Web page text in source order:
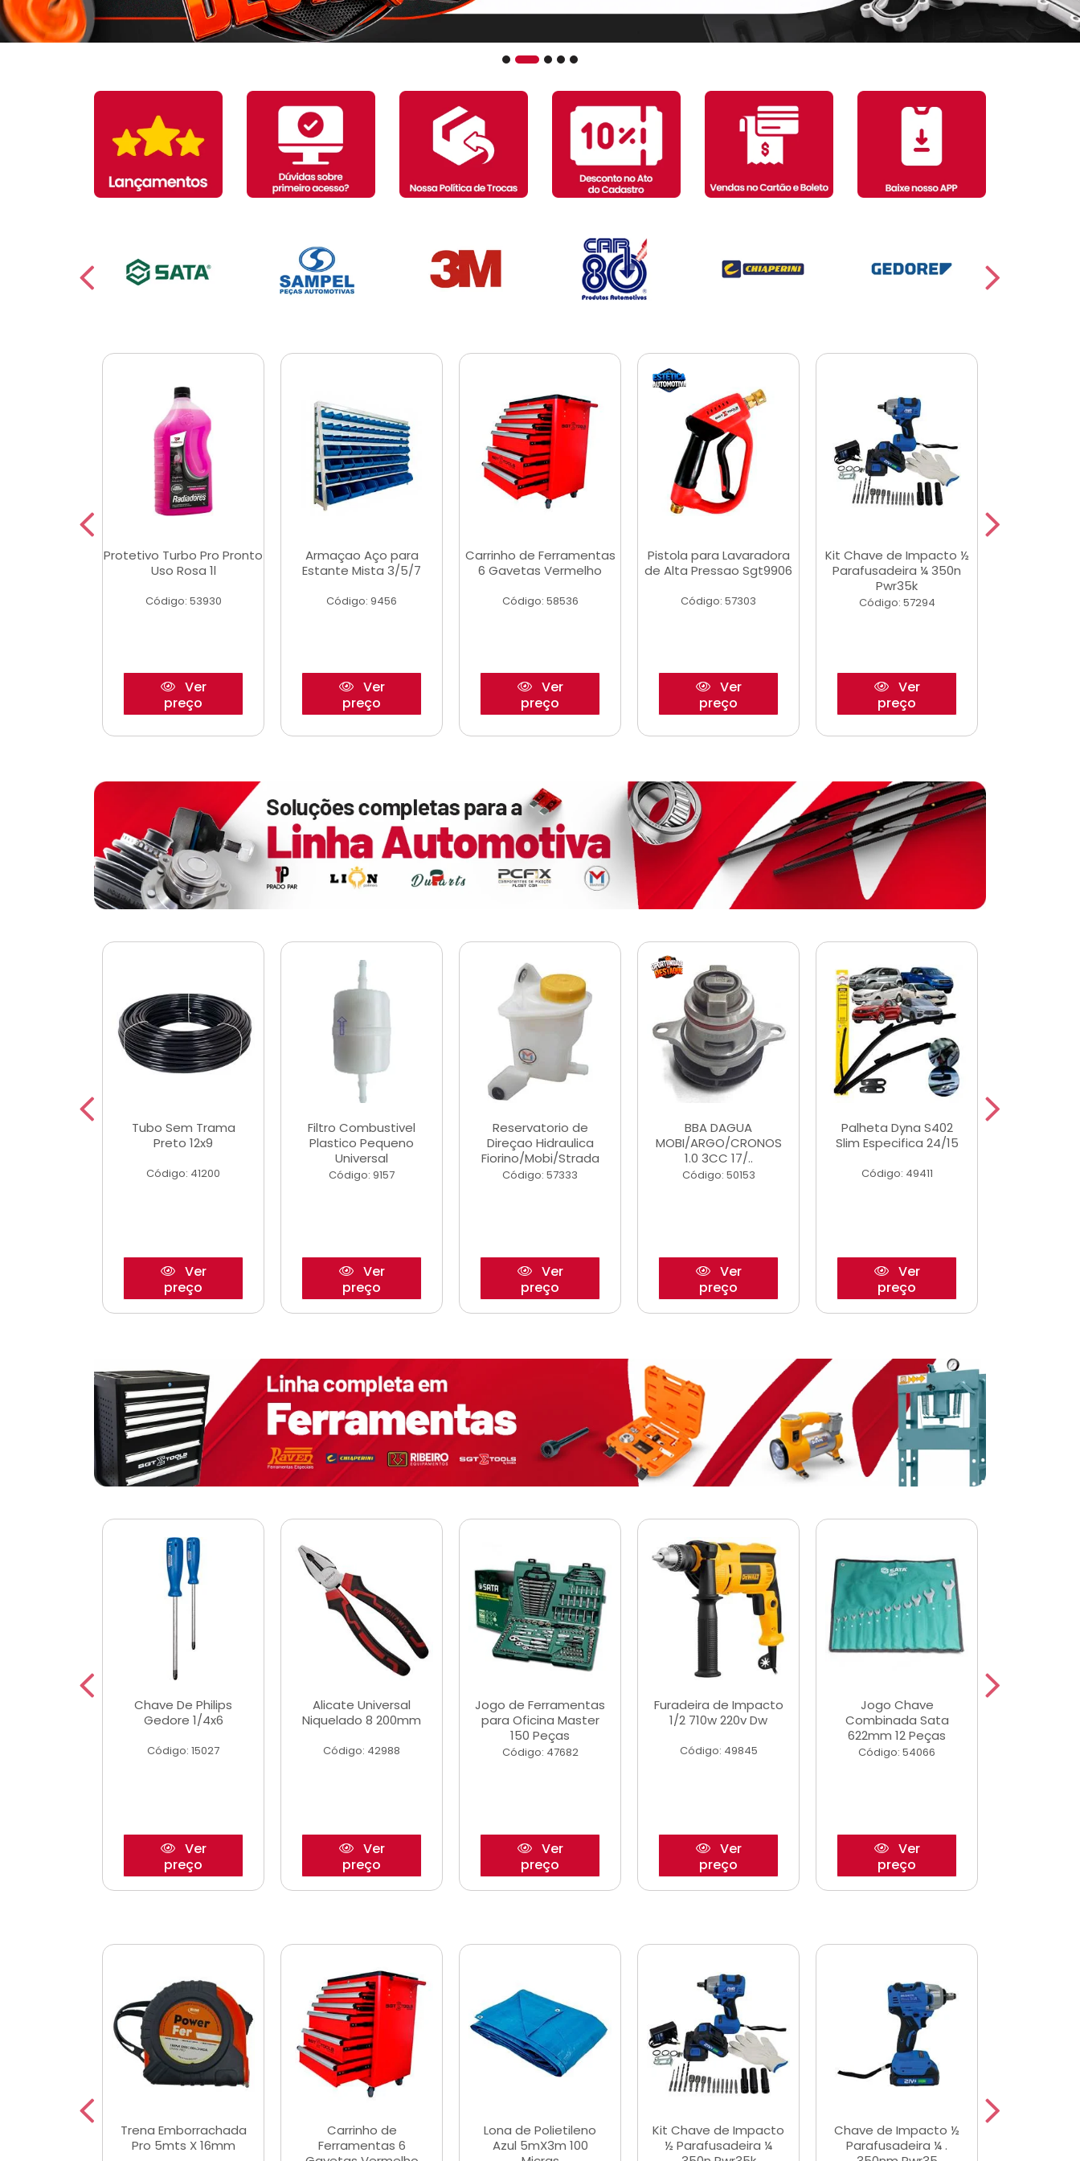
Protetivo Turbo Pro Pronto
Uso Rosa 1l
Código: 53930
Ver
preço
Armaçao Aço para
Estante Mista 3/5/7
Código: 9456
Ver
preço
Carrinho de Ferramentas
6 Gavetas Vermelho
Código: 58536
Ver
preço
Pistola para Lavaradora
de Alta Pressao Sgt9906
Código: 57303
Ver
preço
Kit Chave de Impacto ½
Parafusadeira ¼ 350n
Pwr35k
Código: 57294
Ver
preço
Tubo Sem Trama
Preto 12x9
Código: 41200
Ver
preço
Filtro Combustivel
Plastico Pequeno
Universal
Código: 9157
Ver
preço
Reservatorio de
Direçao Hidraulica
Fiorino/Mobi/Strada
Código: 57333
Ver
preço
BBA DAGUA
MOBI/ARGO/CRONOS
1.0 3CC 17/..
Código: 50153
Ver
preço
Palheta Dyna S402
Slim Especifica 24/15
Código: 49411
Ver
preço
Chave De Philips
Gedore 1/4x6
Código: 15027
Ver
preço
Alicate Universal
Niquelado 8 200mm
Código: 42988
Ver
preço
Jogo de Ferramentas
para Oficina Master
150 Peças
Código: 47682
Ver
preço
Furadeira de Impacto
1/2 710w 220v Dw
Código: 49845
Ver
preço
Jogo Chave
Combinada Sata
622mm 12 Peças
Código: 54066
Ver
preço
Trena Emborrachada
Pro 5mts X 16mm
Carrinho de
Ferramentas 6
Lona de Polietileno
Azul 5mX3m 100
Kit Chave de Impacto
½ Parafusadeira ¼
Chave de Impacto ½
Parafusadeira ¼ .